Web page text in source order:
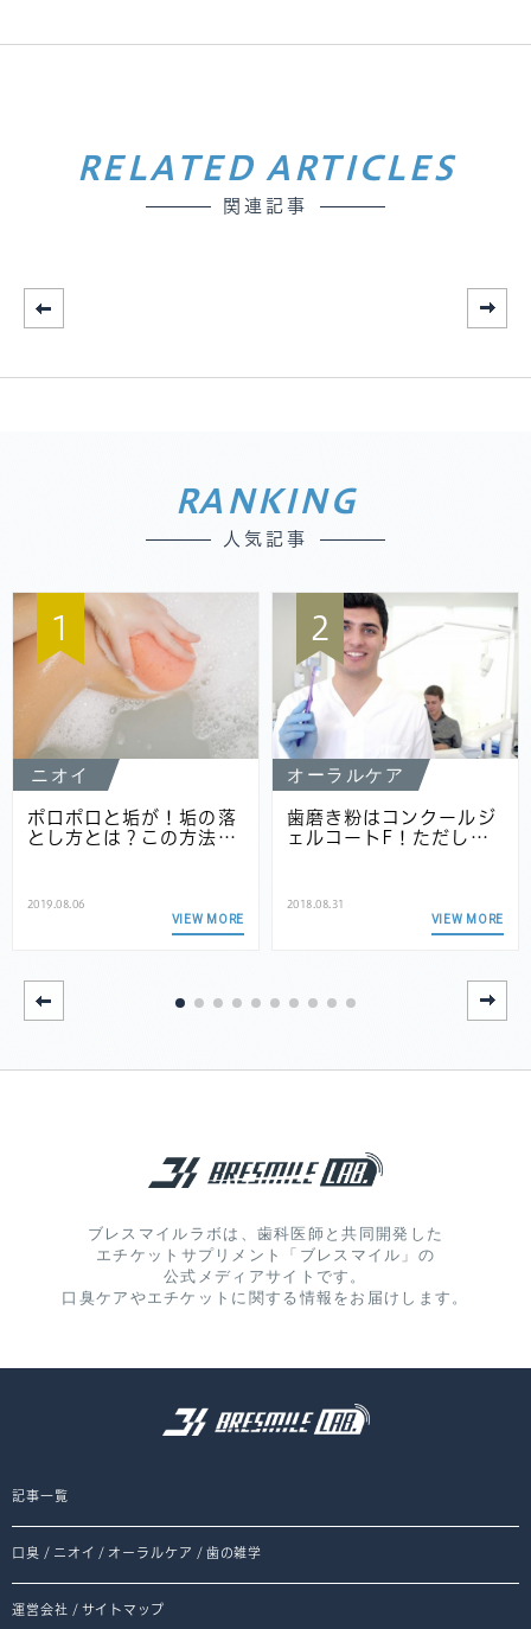
RELATED ARTICLES
関連記事
RANKING
人気記事
1
ニオイ
ポロポロと垢が！垢の落
とし方とは？この方法…
2019.08.06
VIEW MORE
2
オーラルケア
歯磨き粉はコンクールジ
ェルコートF！ただし…
2018.08.31
VIEW MORE
ブレスマイルラボは、歯科医師と共同開発した
エチケットサプリメント「ブレスマイル」の
公式メディアサイトです。
口臭ケアやエチケットに関する情報をお届けします。
記事一覧
口臭 / ニオイ / オーラルケア / 歯の雑学
運営会社 / サイトマップ